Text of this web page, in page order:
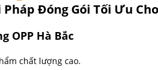
Pháp Đóng Gói Tối Ưu
OPP Hà Bắc
chất lượng cao.